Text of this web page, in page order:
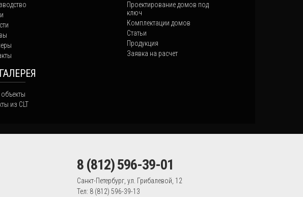
из CLT
Проектирование домов под
ключ
Комплектации домов
Статьи
Продукция
Заявка на расчет
8 (812) 596-39-01
Санкт-Петербург, ул. Грибалевой, 12
Тел: 8 (812) 596-39-13